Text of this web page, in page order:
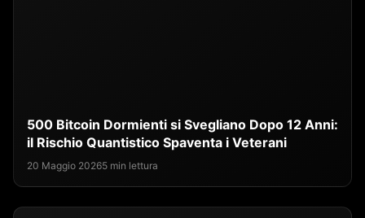
500 Bitcoin Dormienti si Svegliano Dopo 12 Anni:
il Rischio Quantistico Spaventa i Veterani
20 Maggio 20265 min lettura